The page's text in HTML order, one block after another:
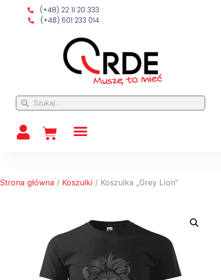
(+48) 22 11 20 333
(+48) 601 233 014
Strona główna / Koszulki / Koszulka „Grey Lion”